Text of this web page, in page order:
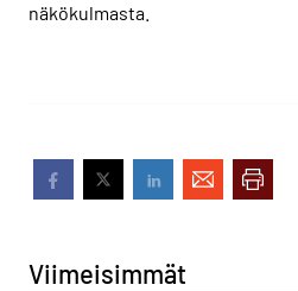
näkökulmasta.
Viimeisimmät